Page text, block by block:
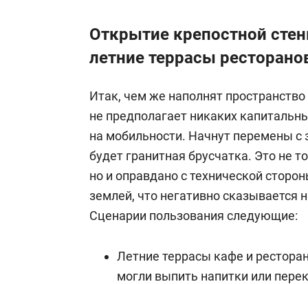
Открытие крепостной
летние террасы
Итак, чем же наполнят
не предполагает никаких
на мобильности. Начнут перемены
будет гранитная брусчатка. Это не
но и оправдано с технической
землей, что негативно сказывается
Сценарии пользования следующие:
Летние террасы кафе и
могли выпить напитки или